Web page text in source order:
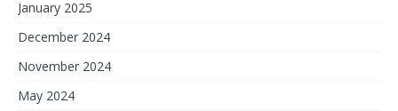
January 2025
December 2024
November 2024
May 2024